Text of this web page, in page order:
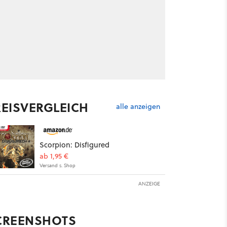
alle anzeigen
Scorpion: Disfigured
ab 1,95 €
Versand s. Shop
ANZEIGE